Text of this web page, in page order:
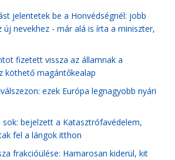
jelentetek be a Honvédségnél: jobb
új nevekhez - már alá is írta a miniszter,
fizetett vissza az államnak a
köthető magántőkealap
ezek Európa legnagyobb nyári
sok: bejelzett a Katasztrófavédelem,
fel a lángok itthon
frakcióülése: Hamarosan kiderül, kit